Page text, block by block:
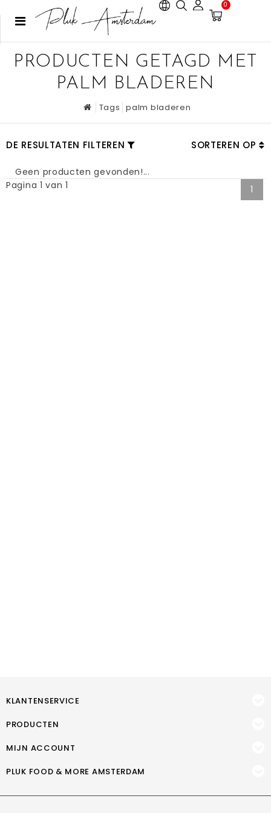
0
PRODUCTEN GETAGD MET
PALM BLADEREN
Tags palm bladeren
DE RESULTATEN FILTEREN SORTEREN OP
Geen producten gevonden!...
Pagina 1 van 1
1
KLANTENSERVICE
PRODUCTEN
MIJN ACCOUNT
PLUK FOOD & MORE AMSTERDAM